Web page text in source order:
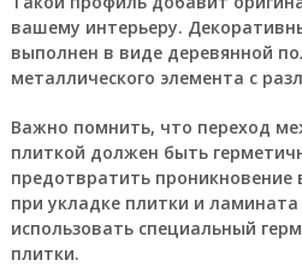
вашему интерьеру.
выполнен в виде деревянной
металлического элемента с
Важно помнить, что переход
плиткой должен быть
предотвратить проникновение
при укладке плитки и
использовать специальный
плитки.